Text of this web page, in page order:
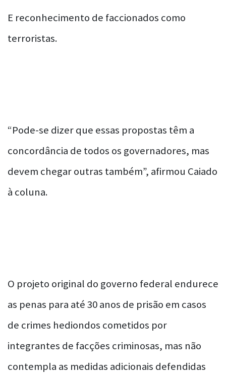
E reconhecimento de faccionados como
terroristas.
“Pode-se dizer que essas propostas têm a
concordância de todos os governadores, mas
devem chegar outras também”, afirmou Caiado
à coluna.
O projeto original do governo federal endurece
as penas para até 30 anos de prisão em casos
de crimes hediondos cometidos por
integrantes de facções criminosas, mas não
contempla as medidas adicionais defendidas